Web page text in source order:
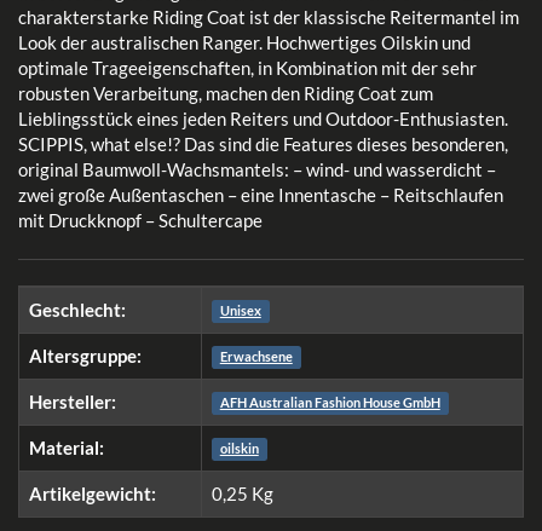
charakterstarke Riding Coat ist der klassische Reitermantel im
Look der australischen Ranger. Hochwertiges Oilskin und
optimale Trageeigenschaften, in Kombination mit der sehr
robusten Verarbeitung, machen den Riding Coat zum
Lieblingsstück eines jeden Reiters und Outdoor-Enthusiasten.
SCIPPIS, what else!? Das sind die Features dieses besonderen,
original Baumwoll-Wachsmantels: – wind- und wasserdicht –
zwei große Außentaschen – eine Innentasche – Reitschlaufen
mit Druckknopf – Schultercape
Geschlecht: Unisex
Altersgruppe: Erwachsene
Hersteller: AFH Australian Fashion House GmbH
Material: oilskin
Artikelgewicht: 0,25 Kg